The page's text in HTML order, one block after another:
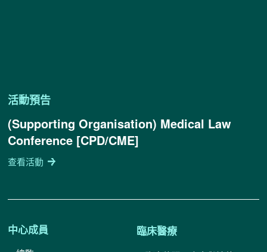
活動預告
(Supporting Organisation) Medical Law
Conference [CPD/CME]
查看活動
中心成員 臨床醫療